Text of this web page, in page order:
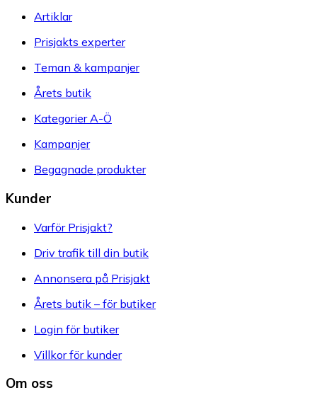
Artiklar
Prisjakts experter
Teman & kampanjer
Årets butik
Kategorier A-Ö
Kampanjer
Begagnade produkter
Kunder
Varför Prisjakt?
Driv trafik till din butik
Annonsera på Prisjakt
Årets butik – för butiker
Login för butiker
Villkor för kunder
Om oss